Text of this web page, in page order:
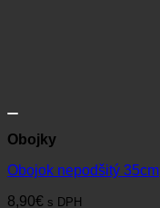
Obojky
Obojok nepodšitý 35cm
8,90€ s DPH